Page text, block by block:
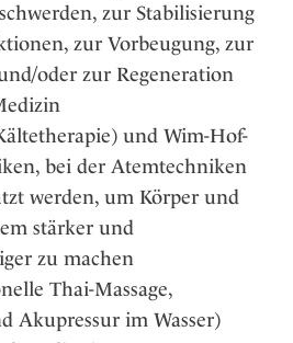
zur Stabilisierung
zur Vorbeugung, zur
oder zur Regeneration
und Wim-Hof-
bei der Atemtechniken
werden, um Körper und
stärker und
zu machen
Thai-Massage,
Akupressur im Wasser)